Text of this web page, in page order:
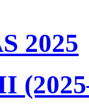
2025